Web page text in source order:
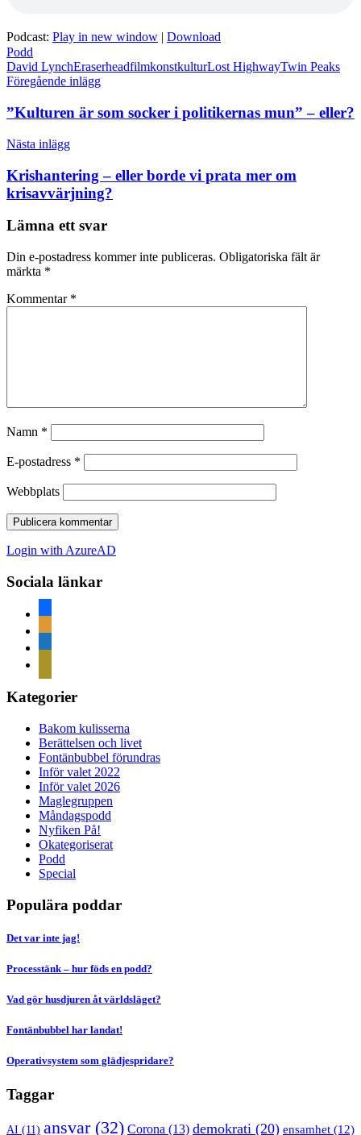
Podcast: Play in new window | Download
Podd
David LynchEraserheadfilmkonstkulturLost HighwayTwin Peaks
Inläggsnavigering
Föregående inlägg
”Kulturen är som socker i politikernas mun” – eller?
Nästa inlägg
Krishantering – eller borde vi prata mer om
krisavvärjning?
Lämna ett svar
Din e-postadress kommer inte publiceras. Obligatoriska fält är
märkta *
Kommentar *
Namn *
E-postadress *
Webbplats
Login with AzureAD
Sociala länkar
Kategorier
Bakom kulisserna
Berättelsen och livet
Fontänbubbel förundras
Inför valet 2022
Inför valet 2026
Maglegruppen
Måndagspodd
Nyfiken På!
Okategoriserat
Podd
Special
Populära poddar
Det var inte jag!
Processtänk – hur föds en podd?
Vad gör husdjuren åt världsläget?
Fontänbubbel har landat!
Operativsystem som glädjespridare?
Taggar
AI (11) ansvar(32) Corona (13) demokrati (20) ensamhet (12)